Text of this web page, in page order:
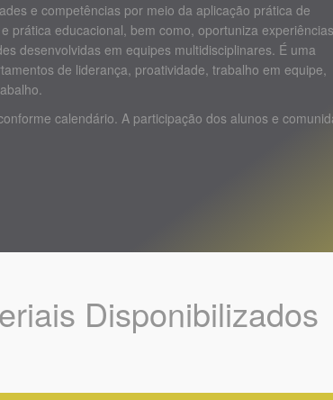
e competências por meio da aplicação prática de
prática educacional, bem como, oportuniza
desenvolvidas em equipes multidisciplinares. É uma
de liderança, proatividade, trabalho em equipe,
calendário. A participação dos alunos e
Disponibilizados